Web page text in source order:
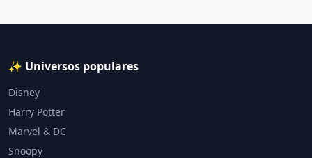
✨ Universos populares
Disney
Harry Potter
Marvel & DC
Snoopy